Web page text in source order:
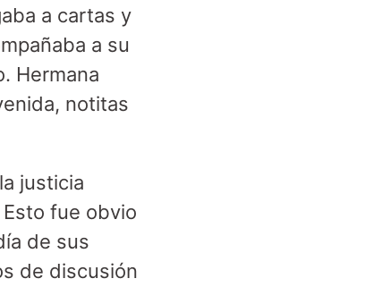
a cartas y
a su
Hermana
notitas
justicia
fue obvio
de sus
de discusión